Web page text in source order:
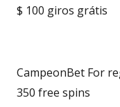
$ 100 giros grátis
CampeonBet For
350 free spins